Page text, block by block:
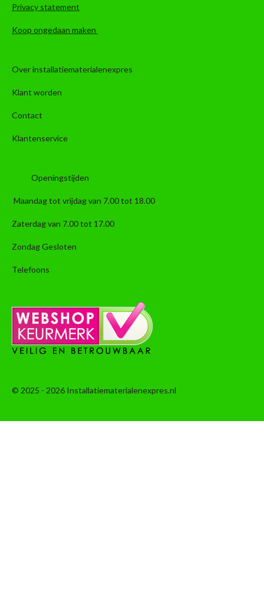
Privacy statement
Koop ongedaan maken
Over installatiematerialenexpres
Klant worden
Contact
Klantenservice
Openingstijden
Maandag tot vrijdag van 7.00 tot 18.00
Zaterdag van 7.00 tot 17.00
Zondag Gesloten
Telefoons
© 2025 - 2026 Installatiematerialenexpres.nl